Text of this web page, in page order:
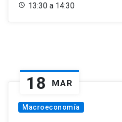
13:30 a 14:30
18 MAR
Macroeconomía